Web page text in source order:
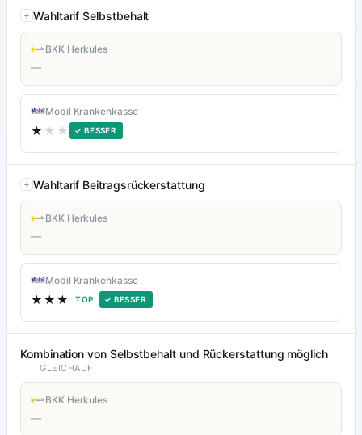
Wahltarif Selbstbehalt
BKK Herkules
—
Mobil Krankenkasse
★ ★★ ✓ BESSER
Wahltarif Beitragsrückerstattung
BKK Herkules
—
Mobil Krankenkasse
★★★ TOP ✓ BESSER
Kombination von Selbstbehalt und Rückerstattung möglich
GLEICHAUF
BKK Herkules
—